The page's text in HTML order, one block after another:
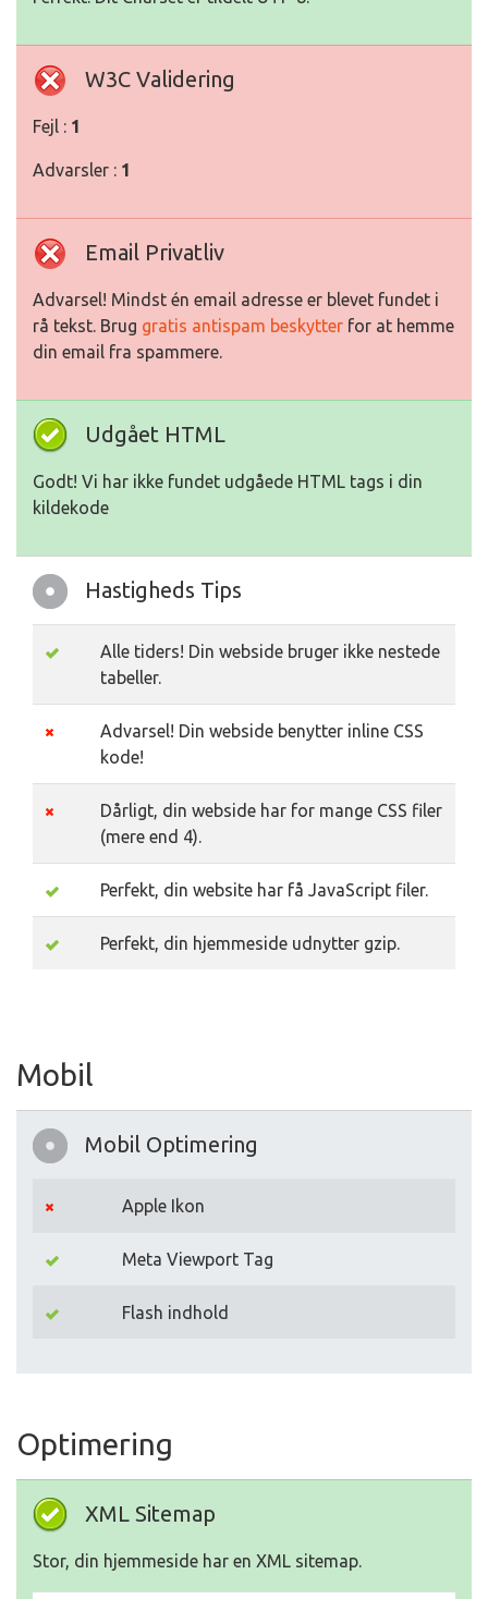
W3C Validering
Fejl : 1
Advarsler : 1
Email Privatliv
Advarsel! Mindst én email adresse er blevet fundet i
rå tekst. Brug gratis antispam beskytter for at hemme
din email fra spammere.
Udgået HTML
Godt! Vi har ikke fundet udgåede HTML tags i din
kildekode
Hastigheds Tips
Alle tiders! Din webside bruger ikke nestede
tabeller.
Advarsel! Din webside benytter inline CSS
kode!
Dårligt, din webside har for mange CSS filer
(mere end 4).
Perfekt, din website har få JavaScript filer.
Perfekt, din hjemmeside udnytter gzip.
Mobil
Mobil Optimering
Apple Ikon
Meta Viewport Tag
Flash indhold
Optimering
XML Sitemap
Stor, din hjemmeside har en XML sitemap.